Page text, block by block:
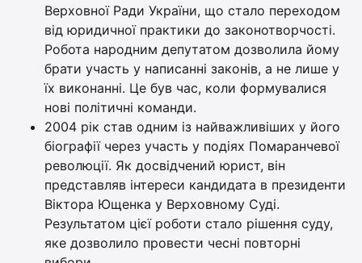
Верховної Ради України, що стало переходом
від юридичної практики до законотворчості.
Робота народним депутатом дозволила йому
брати участь у написанні законів, а не лише у
їх виконанні. Це був час, коли формувалися
нові політичні команди.
2004 рік став одним із найважливіших у його
біографії через участь у подіях Помаранчевої
революції. Як досвідчений юрист, він
представляв інтереси кандидата в президенти
Віктора Ющенка у Верховному Суді.
Результатом цієї роботи стало рішення суду,
яке дозволило провести чесні повторні